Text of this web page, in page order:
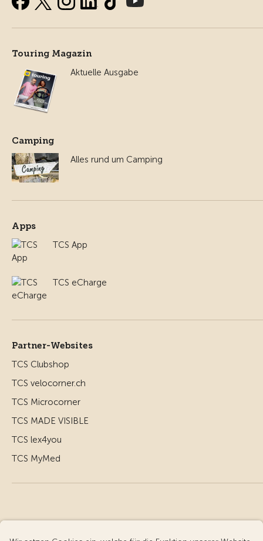
Touring Magazin
Aktuelle Ausgabe
Camping
Alles rund um Camping
Apps
TCS App
TCS eCharge
Partner-Websites
TCS Clubshop
TCS velocorner.ch
TCS Microcorner
TCS MADE VISIBLE
TCS lex4you
TCS MyMed